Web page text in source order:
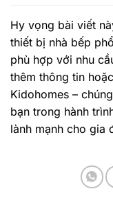
Hy vọng bài viết
thiết bị nhà bếp
phù hợp với nhu
thêm thông tin
Kidohomes –
bạn trong hành
lành mạnh cho gia